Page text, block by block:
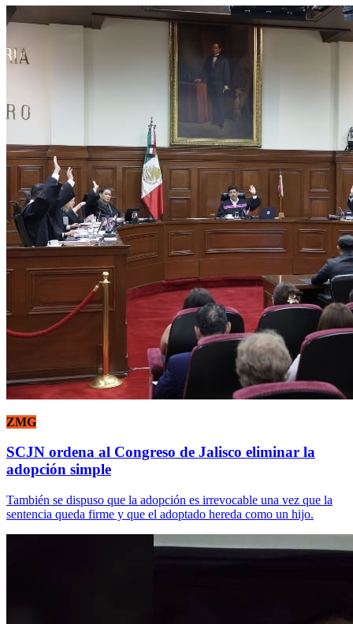
ZMG
SCJN ordena al Congreso de Jalisco eliminar la
adopción simple
También se dispuso que la adopción es irrevocable una vez que la
sentencia queda firme y que el adoptado hereda como un hijo.